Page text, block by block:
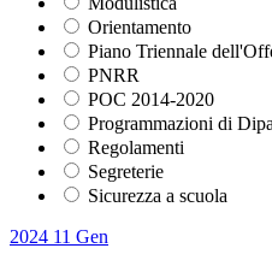
Orientamento
Piano Triennale
PNRR
POC 2014-2020
Programmazioni di
Regolamenti
Segreterie
Sicurezza a scuola
2024 11 Gen